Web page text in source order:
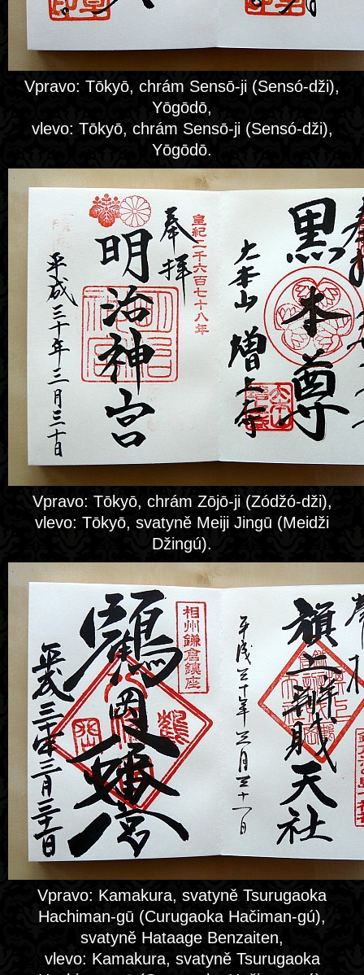
Vpravo: Tōkyō, chrám Sensō-ji (Sensó-dži),
Yōgōdō,
vlevo: Tōkyō, chrám Sensō-ji (Sensó-dži),
Yōgōdō.
Vpravo: Tōkyō, chrám Zōjō-ji (Zódžó-dži),
vlevo: Tōkyō, svatyně Meiji Jingū (Meidži
Džingú).
Vpravo: Kamakura, svatyně Tsurugaoka
Hachiman-gū (Curugaoka Hačiman-gú),
svatyně Hataage Benzaiten,
vlevo: Kamakura, svatyně Tsurugaoka